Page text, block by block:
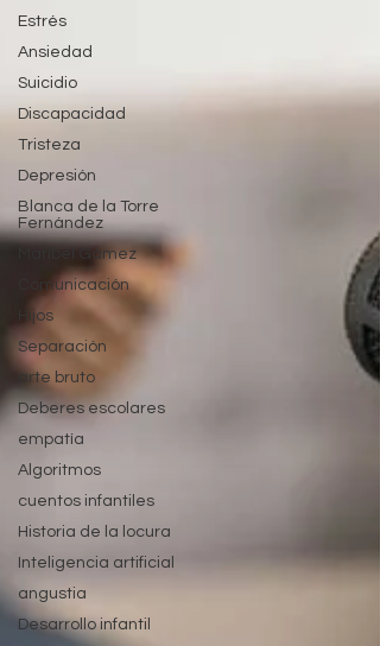
Estrés
Ansiedad
Suicidio
Discapacidad
Tristeza
Depresión
Blanca de la Torre
Fernández
Maribel Gámez
Comunicación
Hijos
Separación
arte bruto
Deberes escolares
empatía
Algoritmos
cuentos infantiles
Historia de la locura
Inteligencia artificial
angustia
Desarrollo infantil